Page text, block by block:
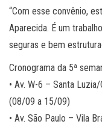
“Com esse convênio,
Aparecida. É um
seguras e bem
Cronograma da 5ª
• Av. W-6 – Santa
(08/09 a 15/09)
• Av. São Paulo – Vila